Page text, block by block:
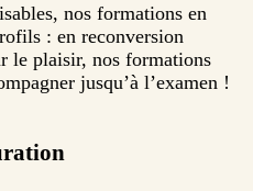
nos formations en
: en reconversion
le plaisir, nos formations
jusqu’à l’examen !